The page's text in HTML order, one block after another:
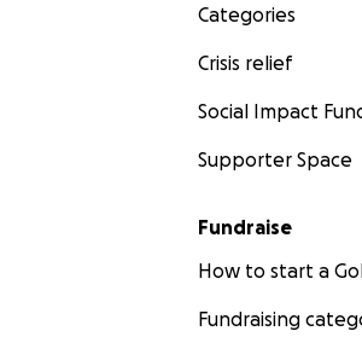
Categories
Crisis relief
Social Impact
Supporter Space
Fundraise
How to start a
Fundraising